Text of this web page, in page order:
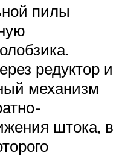
пилы
редуктор и
механизм
штока, в